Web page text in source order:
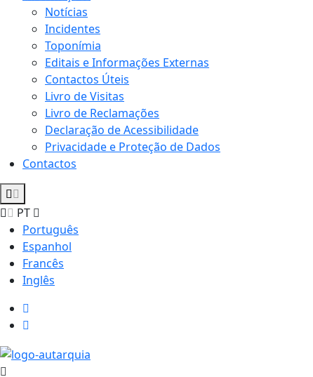
Notícias
Incidentes
Toponímia
Editais e Informações Externas
Contactos Úteis
Livro de Visitas
Livro de Reclamações
Declaração de Acessibilidade
Privacidade e Proteção de Dados
Contactos
PT
Português
Espanhol
Francês
Inglês